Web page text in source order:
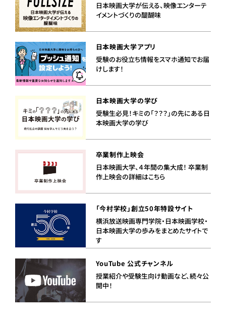
日本映画大学が伝える、映像エンターテ
イメントづくりの醍醐味
日本映画大学アプリ
受験のお役立ち情報をスマホ通知でお届
けします！
日本映画大学の学び
受験生必見！キミの「？？？」の先にある日
本映画大学の学び
卒業制作上映会
日本映画大学、４年間の集大成！ 卒業制
作上映会の詳細はこちら
「今村学校」創立50年特設サイト
横浜放送映画専門学院・日本映画学校・
日本映画大学の歩みをまとめたサイトで
す
YouTube 公式チャンネル
授業紹介や受験生向け動画など、続々公
開中！